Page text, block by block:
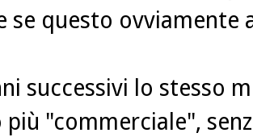
se questo ovviamente
successivi lo stesso
più "commerciale",